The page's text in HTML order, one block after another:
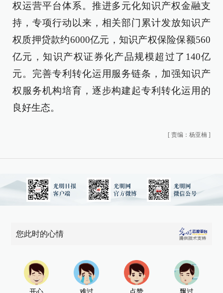
权运营平台体系。推进多元化知识产权金融支
持，专项行动以来，相关部门累计发放知识产
权质押贷款约6000亿元，知识产权保险保额560
亿元，知识产权证券化产品规模超过了140亿
元。完善专利转化运用服务链条，加强知识产
权服务机构培育，逐步构建起专利转化运用的
良好生态。
[ 责编：杨亚楠 ]
您此时的心情